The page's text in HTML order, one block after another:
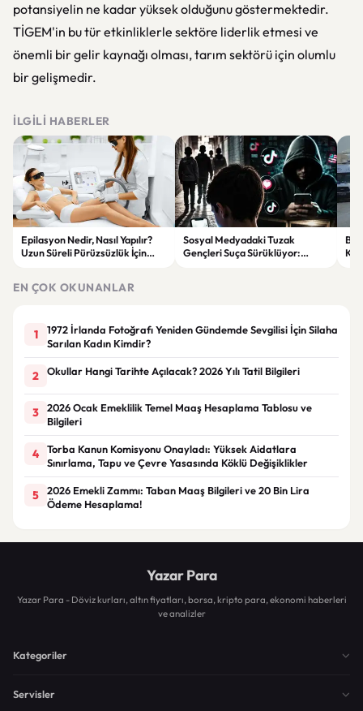
potansiyelin ne kadar yüksek olduğunu göstermektedir.
TİGEM'in bu tür etkinliklerle sektöre liderlik etmesi ve
önemli bir gelir kaynağı olması, tarım sektörü için olumlu
bir gelişmedir.
İLGILI HABERLER
Epilasyon Nedir, Nasıl Yapılır?
Uzun Süreli Pürüzsüzlük İçin
Sosyal Medyadaki Tuzak
Gençleri Suça Sürüklüyor:
EN ÇOK OKUNANLAR
1
1972 İrlanda Fotoğrafı Yeniden Gündemde Sevgilisi İçin Silaha
Sarılan Kadın Kimdir?
2 Okullar Hangi Tarihte Açılacak? 2026 Yılı Tatil Bilgileri
3
2026 Ocak Emeklilik Temel Maaş Hesaplama Tablosu ve
Bilgileri
4
Torba Kanun Komisyonu Onayladı: Yüksek Aidatlara
Sınırlama, Tapu ve Çevre Yasasında Köklü Değişiklikler
5
2026 Emekli Zammı: Taban Maaş Bilgileri ve 20 Bin Lira
Ödeme Hesaplama!
Yazar Para
Yazar Para - Döviz kurları, altın fiyatları, borsa, kripto para, ekonomi haberleri
ve analizler
Kategoriler
Servisler